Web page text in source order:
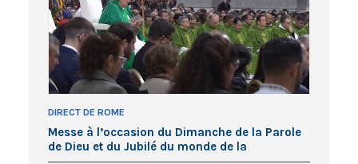
DIRECT DE ROME
Messe à l’occasion du Dimanche de la Parole
de Dieu et du Jubilé du monde de la
Communication